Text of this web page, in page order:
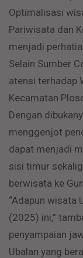
Optimalisasi
Pariwisata dan
menjadi
Selain Sumber
atensi terhadap
Kecamatan
Dengan
menggenjot
dapat menjadi
sisi timur
berwisata ke
“Adapun wisata
(2025) ini,”
penyampaian
Ubalan yang